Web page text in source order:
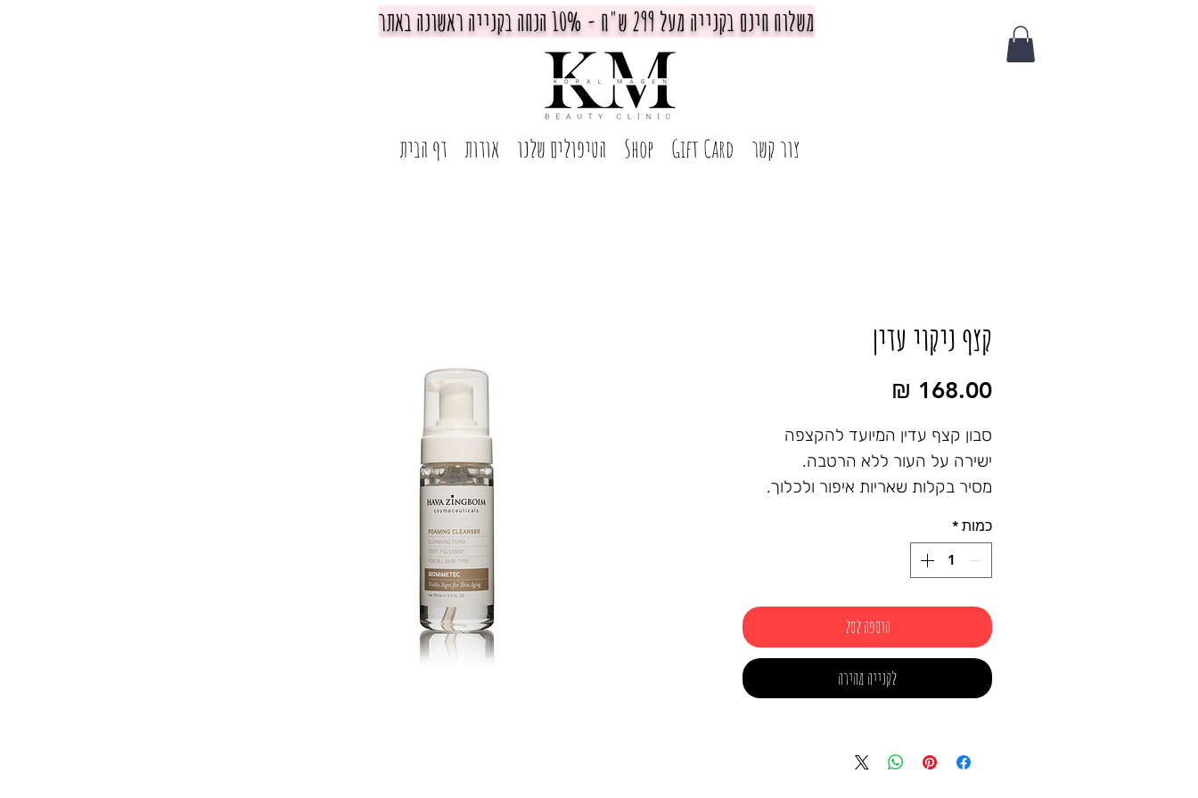
משלוח חינם בקנייה מעל 299 ש"ח - 10% הנחה בקנייה ראשונה באתר
דף הבית אודות הטיפולים שלנו Shop Gift Card צור קשר
קצף ניקוי עדין
סבון קצף עדין המיועד להקצפה
ישירה על העור ללא הרטבה.
מסיר בקלות שאריות איפור ולכלוך.
היווצרות תאים חדשים.
השימוש בתכשיר מרענן את העור
150ml
כמות *
הוספה לסל
לקנייה מהירה